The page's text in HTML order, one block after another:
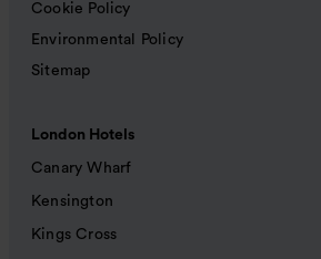
Cookie Policy
Environmental Policy
Sitemap
London Hotels
Canary Wharf
Kensington
Kings Cross